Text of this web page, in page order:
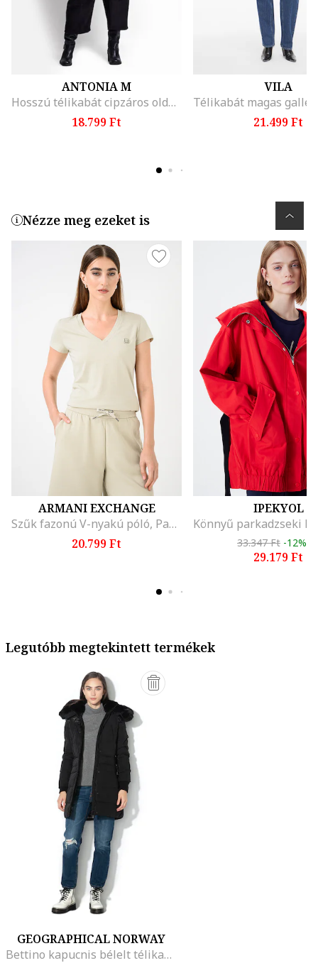
ANTONIA M
Hosszú télikabát cipzáros oldalhasítékokkal, Halánylila
18.799 Ft
VILA
21.499 Ft
Nézze meg ezeket is
ARMANI EXCHANGE
Szűk fazonú V-nyakú póló, Pasztellzöld
20.799 Ft
IPEKYOL
33.347 Ft -12%
29.179 Ft
Legutóbb megtekintett termékek
GEOGRAPHICAL NORWAY
Bettino kapucnis bélelt télikabát, Fekete